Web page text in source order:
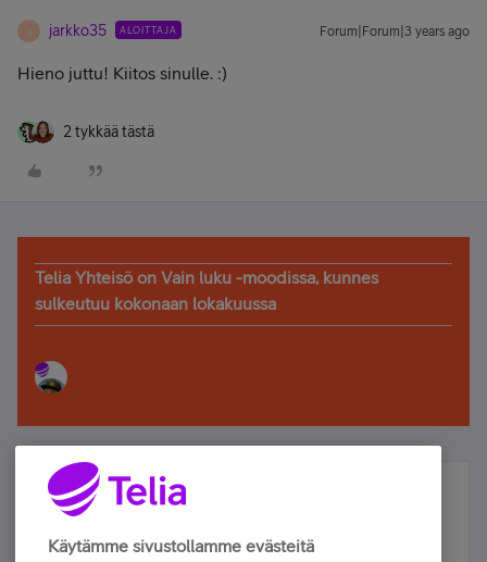
J jarkko35 ALOITTAJA Forum|Forum|3 years ago
Hieno juttu! Kiitos sinulle. :)
2 tykkää tästä
Telia Yhteisö on Vain luku -moodissa, kunnes
sulkeutuu kokonaan lokakuussa
Älä jää paitsi – osallistu ja voita!
Tilaa Telian uutiskirje ja olet mukana arvonnassa.
Käytämme sivustollamme evästeitä